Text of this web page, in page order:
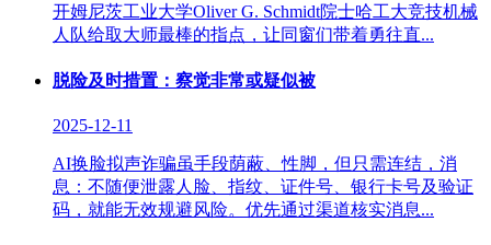
开姆尼茨工业大学Oliver G. Schmidt院士哈工大竞技机械
人队给取大师最棒的指点，让同窗们带着勇往直...
脱险及时措置：察觉非常或疑似被
2025-12-11
AI换脸拟声诈骗虽手段荫蔽、性脚，但只需连结，消
息：不随便泄露人脸、指纹、证件号、银行卡号及验证
码，就能无效规避风险。优先通过渠道核实消息...